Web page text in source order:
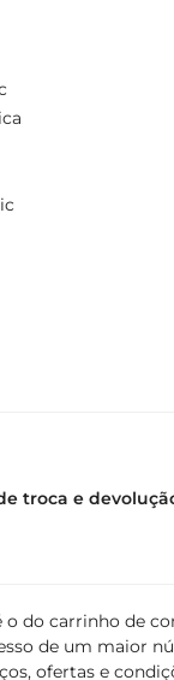
troca e
do carrinho de
de um maior
ofertas e